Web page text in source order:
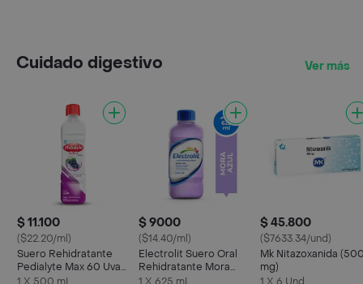
Cuidado digestivo Ver más
$ 11.100
($22.20/ml)
Suero Rehidratante
Pedialyte Max 60 Uva
Frasco 500 mL
$ 9000
($14.40/ml)
Electrolit Suero Oral
Rehidratante Mora
Azul
$ 45.800
($7633.34/und)
Mk Nitazoxanida
mg)